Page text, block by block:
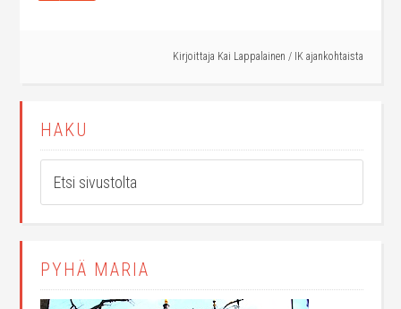
Kirjoittaja Kai Lappalainen / IK ajankohtaista
HAKU
PYHÄ MARIA